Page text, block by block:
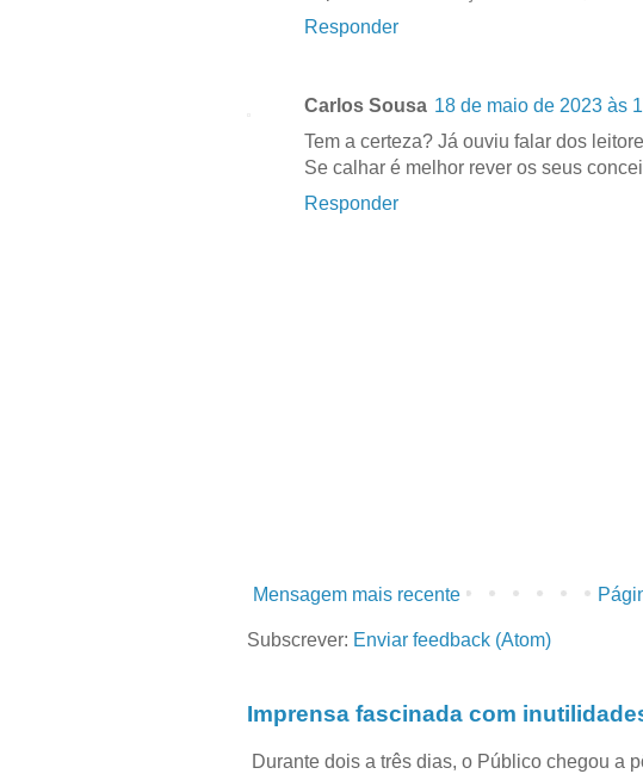
Responder
Carlos Sousa 18 de maio de 2023 às
Tem a certeza? Já ouviu falar dos
Se calhar é melhor rever os seus
Responder
Mensagem mais recente
Subscrever: Enviar feedback (Atom)
Imprensa fascinada com
Durante dois a três dias, o Público chegou a